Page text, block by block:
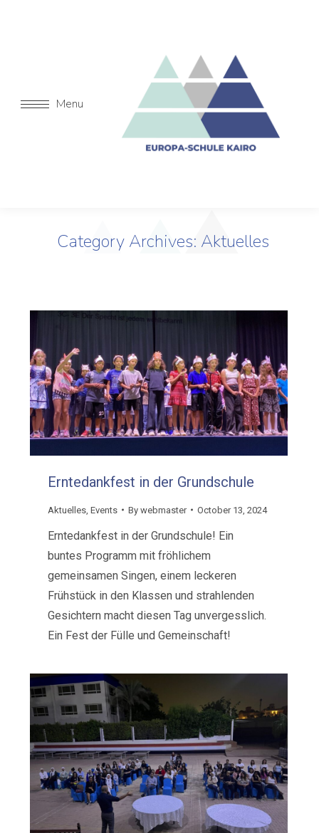
Menu
Category Archives: Aktuelles
Erntedankfest in der Grundschule
Aktuelles ,Events Bywebmaster October 13, 2024
Erntedankfest in der Grundschule! Ein
buntes Programm mit fröhlichem
gemeinsamen Singen, einem leckeren
Frühstück in den Klassen und strahlenden
Gesichtern macht diesen Tag unvergesslich.
Ein Fest der Fülle und Gemeinschaft!